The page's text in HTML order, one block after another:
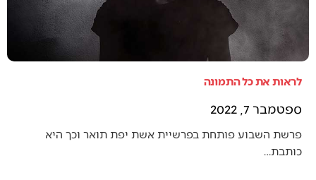
לראות את כל התמונה
ספטמבר 7, 2022
פרשת השבוע פותחת בפרשיית אשת יפת תואר וכך היא
כותבת…